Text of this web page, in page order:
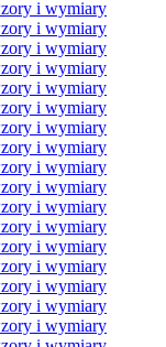
i wymiary
i wymiary
i wymiary
i wymiary
i wymiary
i wymiary
i wymiary
i wymiary
i wymiary
i wymiary
i wymiary
i wymiary
i wymiary
i wymiary
i wymiary
i wymiary
i wymiary